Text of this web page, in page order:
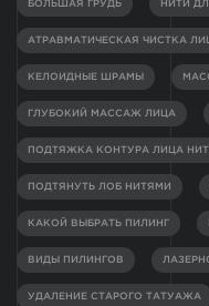
БОЛЬШАЯ ГРУДЬ НИТИ
АТРАВМАТИЧЕСКАЯ ЧИСТКА
КЕЛОИДНЫЕ ШРАМЫ
ГЛУБОКИЙ МАССАЖ ЛИЦА
ПОДТЯЖКА КОНТУРА ЛИЦА
ПОДТЯНУТЬ ЛОБ НИТЯМИ
КАКОЙ ВЫБРАТЬ ПИЛИНГ
ВИДЫ ПИЛИНГОВ
УДАЛЕНИЕ СТАРОГО ТАТУАЖА